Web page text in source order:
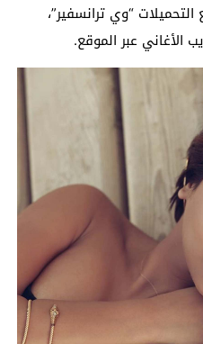
“وي ترانسفير”،
عبر الموقع.